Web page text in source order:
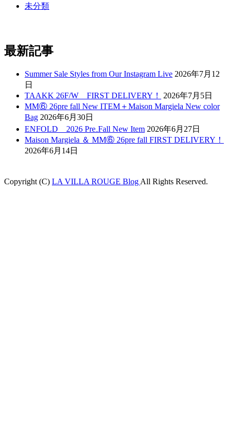
未分類
最新記事
Summer Sale Styles from Our Instagram Live 2026年7月12
日
TAAKK 26F/W FIRST DELIVERY！
2026年7月5日
MM⑥ 26pre fall New ITEM＋Maison Margiela New color
Bag 2026年6月30日
ENFOLD 2026 Pre₋Fall New Item 2026年6月27日
Maison Margiela ＆ MM⑥ 26pre fall FIRST DELIVERY！
2026年6月14日
Copyright (C) LA VILLA ROUGE BlogAll Rights Reserved.